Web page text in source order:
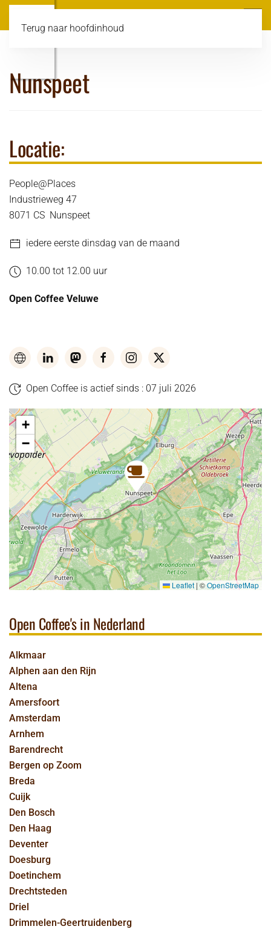
Terug naar hoofdinhoud
Nunspeet
Locatie:
People@Places
Industrieweg 47
8071 CS Nunspeet
iedere eerste dinsdag van de maand
10.00 tot 12.00 uur
Open Coffee Veluwe
Open Coffee is actief sinds : 07 juli 2026
+
−
Leaflet | ©OpenStreetMap
Open Coffee's in Nederland
Alkmaar
Alphen aan den Rijn
Altena
Amersfoort
Amsterdam
Arnhem
Barendrecht
Bergen op Zoom
Breda
Cuijk
Den Bosch
Den Haag
Deventer
Doesburg
Doetinchem
Drechtsteden
Driel
Drimmelen-Geertruidenberg